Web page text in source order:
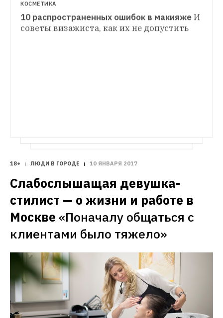
ЛЮДИ В ГОРОДЕ
Я работаю с детьми, от которых
КОСМЕТИКА
10 распространенных ошибок в макияже И
советы визажиста, как их не допустить
18+ ЛЮДИ В ГОРОДЕ 10 ЯНВАРЯ 2017
Слабослышащая девушка-
стилист — о жизни и работе в
Москве «Поначалу общаться с
клиентами было тяжело»